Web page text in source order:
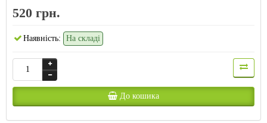
520 грн.
Наявність: На складі
До кошика